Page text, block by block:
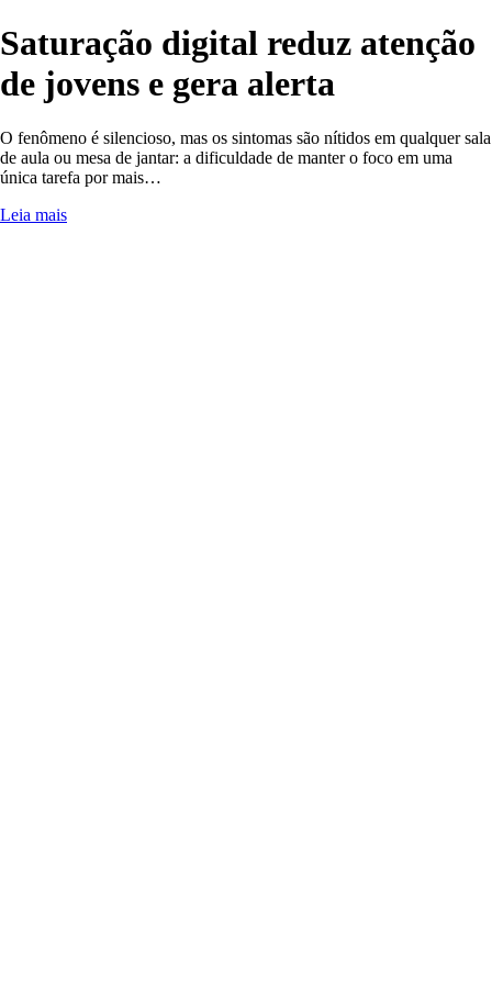
Saturação digital reduz atenção
de jovens e gera alerta
O fenômeno é silencioso, mas os sintomas são nítidos em qualquer sala
de aula ou mesa de jantar: a dificuldade de manter o foco em uma
única tarefa por mais…
Leia mais